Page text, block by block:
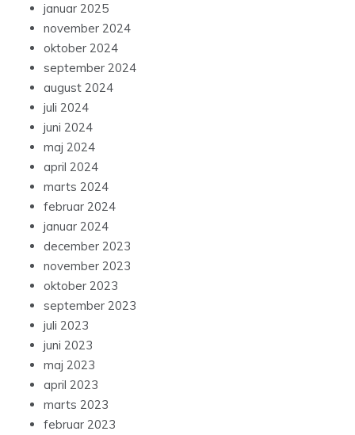
januar 2025
november 2024
oktober 2024
september 2024
august 2024
juli 2024
juni 2024
maj 2024
april 2024
marts 2024
februar 2024
januar 2024
december 2023
november 2023
oktober 2023
september 2023
juli 2023
juni 2023
maj 2023
april 2023
marts 2023
februar 2023